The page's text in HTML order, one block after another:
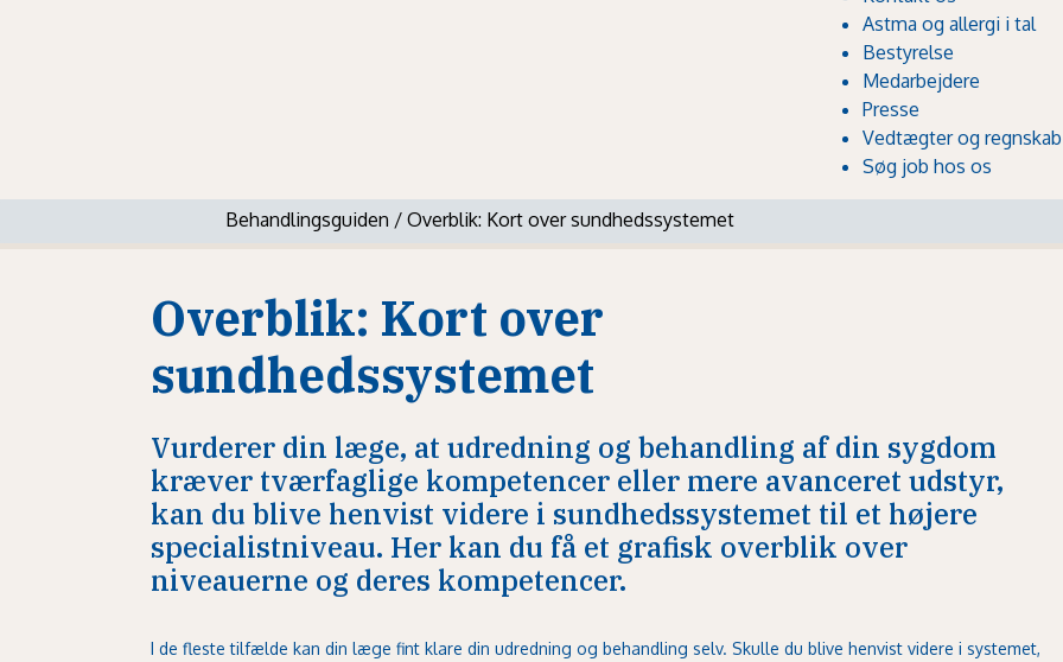
Astma og allergi i tal
Bestyrelse
Medarbejdere
Presse
Vedtægter og regnskab
Søg job hos os
Behandlingsguiden / Overblik: Kort over sundhedssystemet
Overblik: Kort over
sundhedssystemet
Vurderer din læge, at udredning og behandling af din sygdom
kræver tværfaglige kompetencer eller mere avanceret udstyr,
kan du blive henvist videre i sundhedssystemet til et højere
specialistniveau. Her kan du få et grafisk overblik over
niveauerne og deres kompetencer.
I de fleste tilfælde kan din læge fint klare din udredning og behandling selv. Skulle du blive henvist videre i systemet,